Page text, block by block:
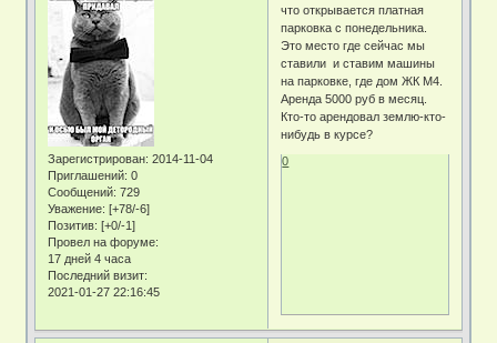
Зарегистрирован: 2014-11-04
Приглашений: 0
Сообщений: 729
Уважение: [+78/-6]
Позитив: [+0/-1]
Провел на форуме:
17 дней 4 часа
Последний визит:
2021-01-27 22:16:45
что открывается платная
парковка с понедельника.
Это место где сейчас мы
ставили и ставим машины
на парковке, где дом ЖК М4.
Аренда 5000 руб в месяц.
Кто-то арендовал землю-кто-
нибудь в курсе?
0